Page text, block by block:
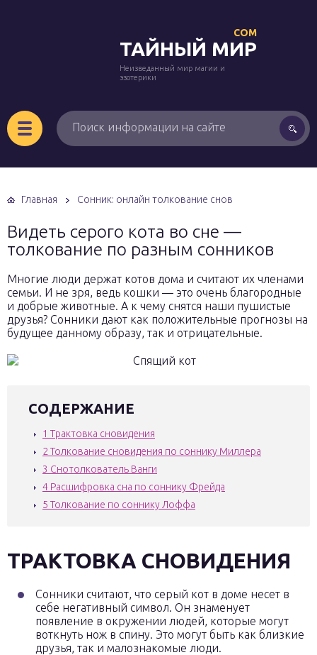
ТАЙНЫЙ МИР
COM
Неизведанный мир магии и
эзотерики
Главная Сонник: онлайн толкование снов
Видеть серого кота во сне —
толкование по разным сонников
Многие люди держат котов дома и считают их членами
семьи. И не зря, ведь кошки — это очень благородные
и добрые животные. А к чему снятся наши пушистые
друзья? Сонники дают как положительные прогнозы на
будущее данному образу, так и отрицательные.
СОДЕРЖАНИЕ
1 Трактовка сновидения
2 Толкование сновидения по соннику Миллера
3 Снотолкователь Ванги
4 Расшифровка сна по соннику Фрейда
5 Толкование по соннику Лоффа
ТРАКТОВКА СНОВИДЕНИЯ
Сонники считают, что серый кот в доме несет в
себе негативный символ. Он знаменует
появление в окружении людей, которые могут
воткнуть нож в спину. Это могут быть как близкие
друзья, так и малознакомые люди.